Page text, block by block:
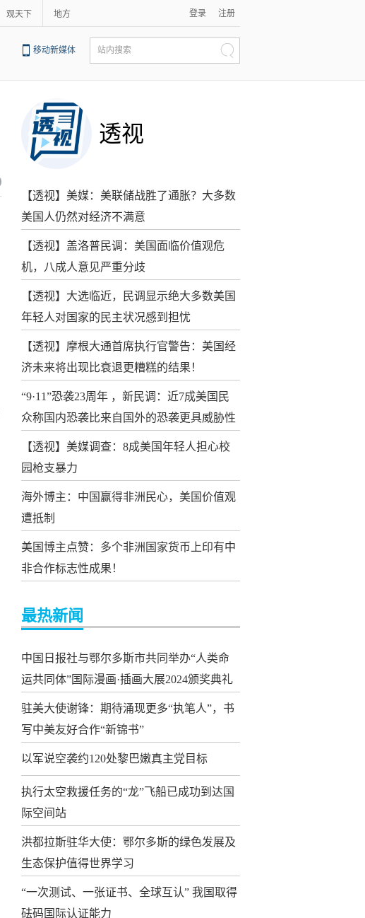
观天下 地方 登录 注册
移动新媒体 站内搜索
透视
【透视】美媒：美联储战胜了通胀？大多数
美国人仍然对经济不满意
【透视】盖洛普民调：美国面临价值观危
机，八成人意见严重分歧
【透视】大选临近，民调显示绝大多数美国
年轻人对国家的民主状况感到担忧
【透视】摩根大通首席执行官警告：美国经
济未来将出现比衰退更糟糕的结果！
“9·11”恐袭23周年 ，新民调：近7成美国民
众称国内恐袭比来自国外的恐袭更具威胁性
【透视】美媒调查：8成美国年轻人担心校
园枪支暴力
海外博主：中国赢得非洲民心，美国价值观
遭抵制
美国博主点赞：多个非洲国家货币上印有中
非合作标志性成果！
最热新闻
中国日报社与鄂尔多斯市共同举办“人类命
运共同体”国际漫画·插画大展2024颁奖典礼
驻美大使谢锋：期待涌现更多“执笔人”，书
写中美友好合作“新锦书”
以军说空袭约120处黎巴嫩真主党目标
执行太空救援任务的“龙”飞船已成功到达国
际空间站
洪都拉斯驻华大使：鄂尔多斯的绿色发展及
生态保护值得世界学习
“一次测试、一张证书、全球互认” 我国取得
砝码国际认证能力